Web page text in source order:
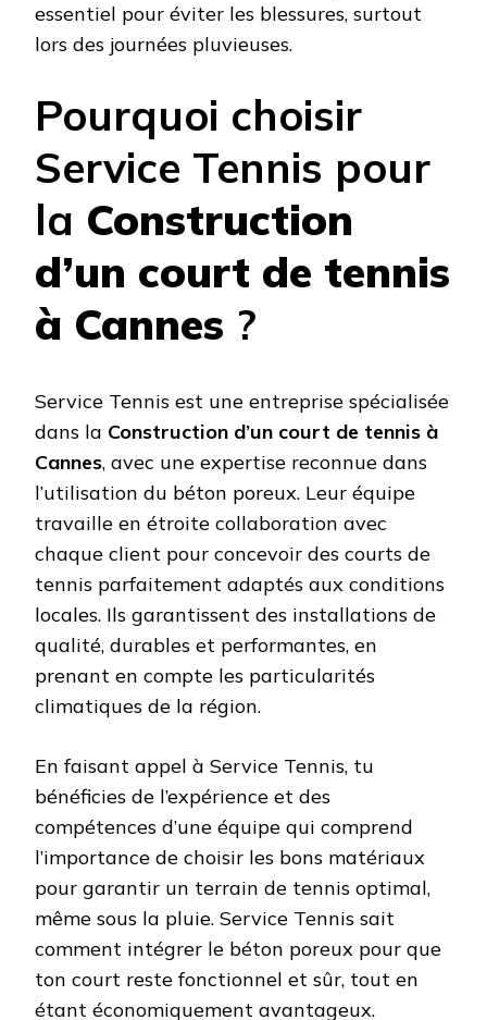
essentiel pour éviter les blessures, surtout
lors des journées pluvieuses.
Pourquoi choisir
Service Tennis pour
la Construction
d’un court de tennis
à Cannes ?
Service Tennis est une entreprise spécialisée
dans la Construction d’un court de tennis à
Cannes, avec une expertise reconnue dans
l’utilisation du béton poreux. Leur équipe
travaille en étroite collaboration avec
chaque client pour concevoir des courts de
tennis parfaitement adaptés aux conditions
locales. Ils garantissent des installations de
qualité, durables et performantes, en
prenant en compte les particularités
climatiques de la région.
En faisant appel à Service Tennis, tu
bénéficies de l’expérience et des
compétences d’une équipe qui comprend
l’importance de choisir les bons matériaux
pour garantir un terrain de tennis optimal,
même sous la pluie. Service Tennis sait
comment intégrer le béton poreux pour que
ton court reste fonctionnel et sûr, tout en
étant économiquement avantageux.